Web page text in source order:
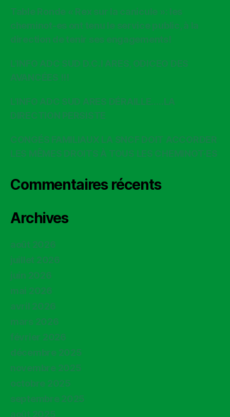
Table Ronde « Rex sur la canicule »: les
cheminot-es ont tenu le service public, à la
direction de tenir ses engagements!
L’INFO ADC SUD D.C.I ARES, ODICEO DES
AVANCÉES !!!
L’INFO ADC SUD ARES DÉRAILLE…..LA
DIRECTION PERSISTE
CONGÉS FAMILIAUX LA SNCF DOIT ACCORDER
LES MÊMES DROITS À TOUS LES CHEMINOT·ES
Commentaires récents
Archives
août 2026
juillet 2026
juin 2026
mai 2026
avril 2026
mars 2026
février 2026
décembre 2025
novembre 2025
octobre 2025
septembre 2025
août 2025